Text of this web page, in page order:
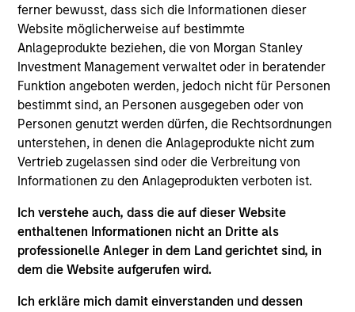
ferner bewusst, dass sich die Informationen dieser
Website möglicherweise auf bestimmte
Anlageprodukte beziehen, die von Morgan Stanley
Investment Management verwaltet oder in beratender
Funktion angeboten werden, jedoch nicht für Personen
bestimmt sind, an Personen ausgegeben oder von
Personen genutzt werden dürfen, die Rechtsordnungen
unterstehen, in denen die Anlageprodukte nicht zum
Vertrieb zugelassen sind oder die Verbreitung von
Informationen zu den Anlageprodukten verboten ist.
Ich verstehe auch, dass die auf dieser Website
enthaltenen Informationen nicht an Dritte als
professionelle Anleger in dem Land gerichtet sind, in
dem die Website aufgerufen wird.
Ich erkläre mich damit einverstanden und dessen
team. Audrey has a B.A. in Economics and
Government with a concentration in Global
Financial Institutions from Smith College.
Team Insights